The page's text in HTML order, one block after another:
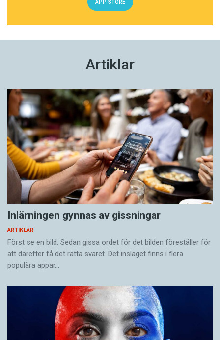
APP STORE
Artiklar
Inlärningen gynnas av gissningar
ARTIKLAR
Först se en bild. Sedan gissa ordet för det bilden föreställer för
att därefter få det rätta svaret. Det inslaget finns i flera
populära appar…